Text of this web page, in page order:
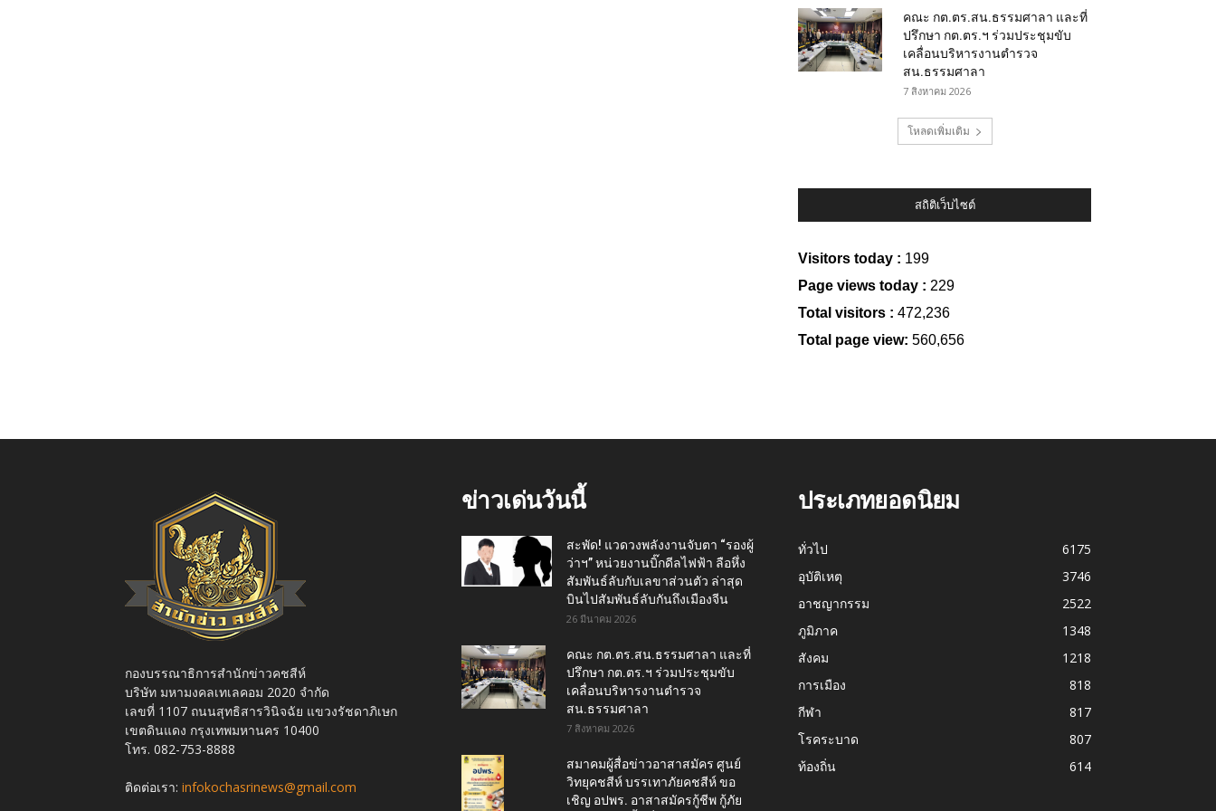
คณะ กต.ตร.สน.ธรรมศาลา และที่
ปรึกษา กต.ตร.ฯ ร่วมประชุมขับ
เคลื่อนบริหารงานตำรวจ
สน.ธรรมศาลา
7 สิงหาคม 2026
โหลดเพิ่มเติม
สถิติเว็บไซต์
Visitors today : 199
Page views today : 229
Total visitors : 472,236
Total page view: 560,656
กองบรรณาธิการสำนักข่าวคชสีห์
บริษัท มหามงคลเทเลคอม 2020 จำกัด
เลขที่ 1107 ถนนสุทธิสารวินิจฉัย แขวงรัชดาภิเษก
เขตดินแดง กรุงเทพมหานคร 10400
โทร. 082-753-8888
ติดต่อเรา: infokochasrinews@gmail.com
ข่าวเด่นวันนี้
สะพัด! แวดวงพลังงานจับตา “รองผู้
ว่าฯ” หน่วยงานบิ๊กดีลไฟฟ้า ลือหึ่ง
สัมพันธ์ลับกับเลขาส่วนตัว ล่าสุด
บินไปสัมพันธ์ลับกันถึงเมืองจีน
26 มีนาคม 2026
คณะ กต.ตร.สน.ธรรมศาลา และที่
ปรึกษา กต.ตร.ฯ ร่วมประชุมขับ
เคลื่อนบริหารงานตำรวจ
สน.ธรรมศาลา
7 สิงหาคม 2026
สมาคมผู้สื่อข่าวอาสาสมัคร ศูนย์
วิทยุคชสีห์ บรรเทาภัยคชสีห์ ขอ
เชิญ อปพร. อาสาสมัครกู้ชีพ กู้ภัย
ประเภทยอดนิยม
ทั่วไป
6175
อุบัติเหตุ
3746
อาชญากรรม
2522
ภูมิภาค
1348
สังคม
1218
การเมือง
818
กีฬา
817
โรคระบาด
807
ท้องถิ่น
614